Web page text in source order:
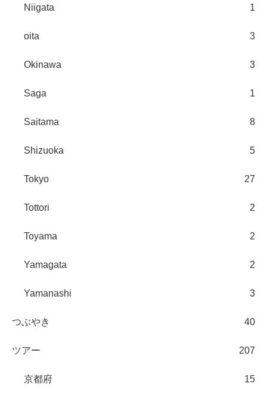
Niigata 1
oita 3
Okinawa 3
Saga 1
Saitama 8
Shizuoka 5
Tokyo 27
Tottori 2
Toyama 2
Yamagata 2
Yamanashi 3
つぶやき 40
ツアー 207
京都府 15